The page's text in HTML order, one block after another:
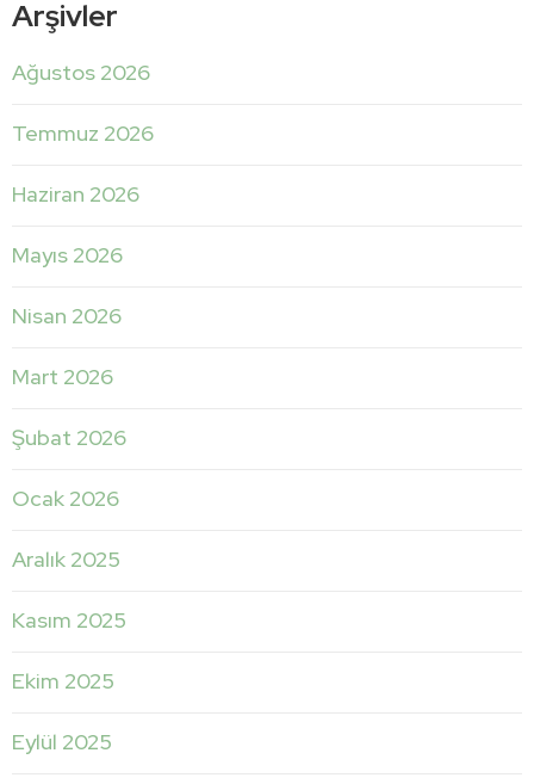
Arşivler
Ağustos 2026
Temmuz 2026
Haziran 2026
Mayıs 2026
Nisan 2026
Mart 2026
Şubat 2026
Ocak 2026
Aralık 2025
Kasım 2025
Ekim 2025
Eylül 2025